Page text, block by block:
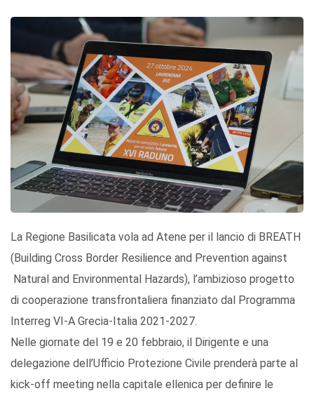
La Regione Basilicata vola ad Atene per il lancio di BREATH
(Building Cross Border Resilience and Prevention against
Natural and Environmental Hazards), l’ambizioso progetto
di cooperazione transfrontaliera finanziato dal Programma
Interreg VI-A Grecia-Italia 2021-2027.
Nelle giornate del 19 e 20 febbraio, il Dirigente e una
delegazione dell’Ufficio Protezione Civile prenderà parte al
kick-off meeting nella capitale ellenica per definire le